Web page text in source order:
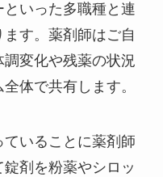
いった多職種と連
す。薬剤師はご自
変化や残薬の状況
体で共有します。
いることに薬剤師
剤を粉薬やシロッ